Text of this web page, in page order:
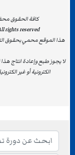
كافة الحقوق
rights reserved
هذا الموقع محمي بحقوق
لا يجوز طبع وإعادة انتاج هذا
الكترونية أو غير